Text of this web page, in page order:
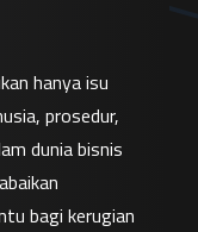
hanya isu
prosedur,
dunia bisnis
bagi kerugian